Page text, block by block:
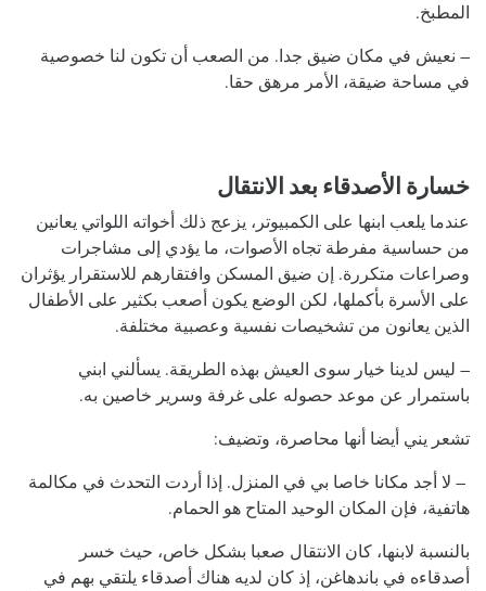
المطبخ.
– نعيش في مكان ضيق جدا. من الصعب أن تكون لنا خصوصية
في مساحة ضيقة، الأمر مرهق حقا.
خسارة الأصدقاء بعد الانتقال
عندما يلعب ابنها على الكمبيوتر، يزعج ذلك أخواته اللواتي يعانين
من حساسية مفرطة تجاه الأصوات، ما يؤدي إلى مشاجرات
وصراعات متكررة. إن ضيق المسكن وافتقارهم للاستقرار يؤثران
على الأسرة بأكملها، لكن الوضع يكون أصعب بكثير على الأطفال
الذين يعانون من تشخيصات نفسية وعصبية مختلفة.
– ليس لدينا خيار سوى العيش بهذه الطريقة. يسألني ابني
باستمرار عن موعد حصوله على غرفة وسرير خاصين به.
تشعر يني أيضا أنها محاصرة، وتضيف:
– لا أجد مكانا خاصا بي في المنزل. إذا أردت التحدث في مكالمة
هاتفية، فإن المكان الوحيد المتاح هو الحمام.
بالنسبة لابنها، كان الانتقال صعبا بشكل خاص، حيث خسر
أصدقاءه في باندهاغن، إذ كان لديه هناك أصدقاء يلتقي بهم في